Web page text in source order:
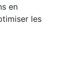
en
les